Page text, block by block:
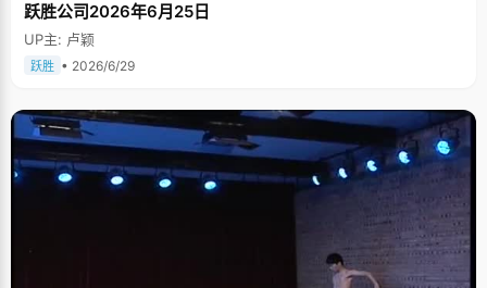
跃胜公司2026年6月25日
UP主: 卢颖
跃胜 • 2026/6/29